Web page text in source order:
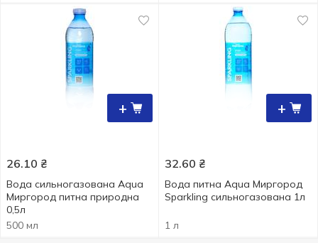
+
26.10 ₴
Вода сильногазована Aqua
Миргород питна природна
0,5л
500 мл
+
32.60 ₴
Вода питна Aqua Миргород
Sparkling сильногазована 1л
1 л